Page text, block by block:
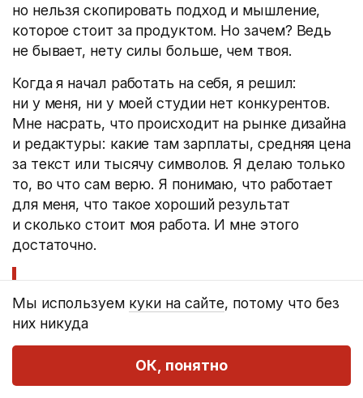
Мы используем куки на сайте, потому что без
них никуда
ОК, понятно
но нельзя скопировать подход и мышление,
которое стоит за продуктом. Но зачем? Ведь
не бывает, нету силы больше, чем твоя.
Когда я начал работать на себя, я решил:
ни у меня, ни у моей студии нет конкурентов.
Мне насрать, что происходит на рынке дизайна
и редактуры: какие там зарплаты, средняя цена
за текст или тысячу символов. Я делаю только
то, во что сам верю. Я понимаю, что работает
для меня, что такое хороший результат
и сколько стоит моя работа. И мне этого
достаточно.
У меня нет конкурентов.
Потому что лучший
способ победить
в конкурентной борьбе —